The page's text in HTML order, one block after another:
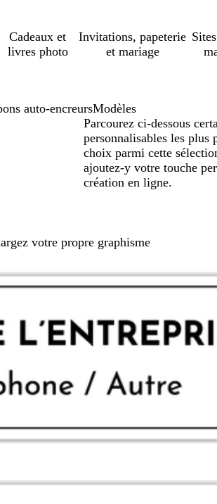
Cadeaux et
livres photo
Invitations, papeterie
et mariage
auto-encreursModèles
Parcourez ci-dessous
personnalisables les plus
choix parmi cette
ajoutez-y votre touche
création en ligne.
votre propre graphisme